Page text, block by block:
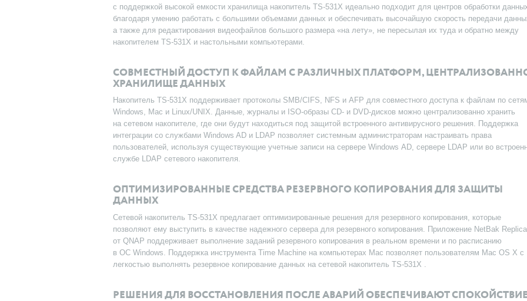
с поддержкой высокой емкости хранилища накопитель TS-531X идеально подходит для центров обработки
благодаря умению работать с большими объемами данных и обеспечивать высочайшую скорость передачи
а также для редактирования видеофайлов большого размера «на лету», не пересылая их туда и обратно между
накопителем TS-531X и настольными компьютерами.
СОВМЕСТНЫЙ ДОСТУП К ФАЙЛАМ С РАЗЛИЧНЫХ ПЛАТФОРМ,
ХРАНИЛИЩЕ ДАННЫХ
Накопитель TS-531X поддерживает протоколы SMB/CIFS, NFS и AFP для совместного доступа к файлам по
Windows, Mac и Linux/UNIX. Данные, журналы и ISO-образы CD- и DVD-дисков можно централизованно хранить
на сетевом накопителе, где они будут находиться под защитой встроенного антивирусного решения. Поддержка
интеграции со службами Windows AD и LDAP позволяет системным администраторам настраивать права
пользователей, используя существующие учетные записи на сервере Windows AD, сервере LDAP или во
службе LDAP сетевого накопителя.
ОПТИМИЗИРОВАННЫЕ СРЕДСТВА РЕЗЕРВНОГО КОПИРОВАНИЯ ДЛЯ ЗАЩИТЫ
ДАННЫХ
Сетевой накопитель TS-531X предлагает оптимизированные решения для резервного копирования, которые
позволяют ему выступить в качестве надежного сервера для резервного копирования. Приложение NetBak
от QNAP поддерживает выполнение заданий резервного копирования в реальном времени и по расписанию
в ОС Windows. Поддержка инструмента Time Machine на компьютерах Mac позволяет пользователям Mac OS X с
легкостью выполнять резервное копирование данных на сетевой накопитель TS-531X .
РЕШЕНИЯ ДЛЯ ВОССТАНОВЛЕНИЯ ПОСЛЕ АВАРИЙ ОБЕСПЕЧИВАЮТ